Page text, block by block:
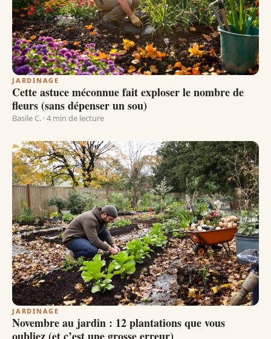
JARDINAGE
Cette astuce méconnue fait exploser le nombre de
fleurs (sans dépenser un sou)
Basile C. · 4 min de lecture
JARDINAGE
Novembre au jardin : 12 plantations que vous